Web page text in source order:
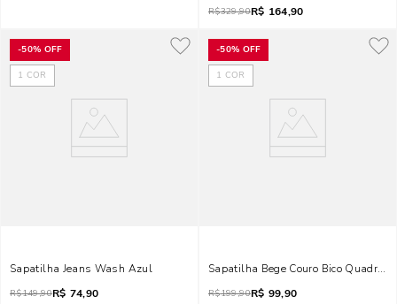
R$329,90R$ 164,90
-50% OFF
1 COR
Sapatilha Jeans Wash Azul
R$149,90R$ 74,90
-50% OFF
1 COR
Sapatilha Bege Couro Bico
R$199,90R$ 99,90